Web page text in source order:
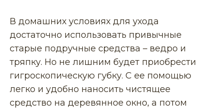
В домашних условиях для ухода
достаточно использовать привычные
старые подручные средства – ведро и
тряпку. Но не лишним будет приобрести
гигроскопическую губку. С ее помощью
легко и удобно наносить чистящее
средство на деревянное окно, а потом